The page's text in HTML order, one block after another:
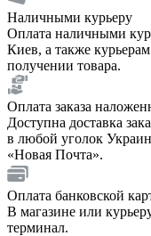
Наличными курьеру
Оплата наличными
Киев, а также
получении товара.
Оплата заказа
Доступна доставка
в любой уголок
«Новая Почта».
Оплата банковской
В магазине или
терминал.